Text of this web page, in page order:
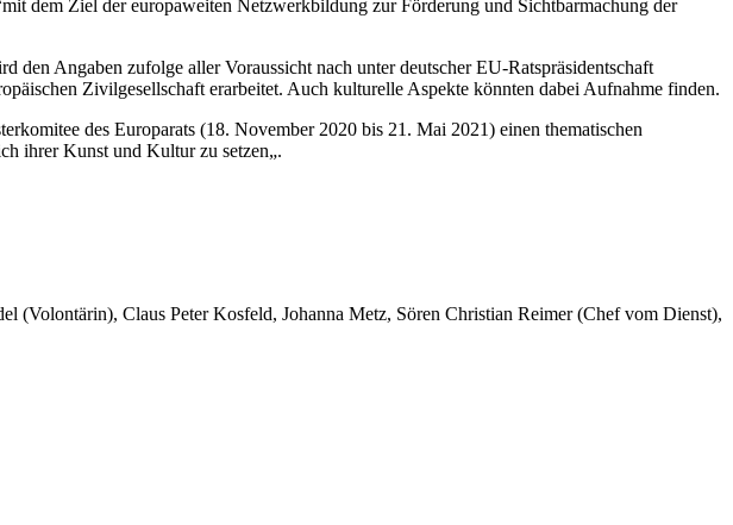
dem Ziel der europaweiten Netzwerkbildung zur Förderung und Sichtbarmachung der
Angaben zufolge aller Voraussicht nach unter deutscher EU-Ratspräsidentschaft
Zivilgesellschaft erarbeitet. Auch kulturelle Aspekte könnten dabei Aufnahme finden.
des Europarats (18. November 2020 bis 21. Mai 2021) einen thematischen
ihrer Kunst und Kultur zu setzen„.
(Volontärin), Claus Peter Kosfeld, Johanna Metz, Sören Christian Reimer (Chef vom Dienst),